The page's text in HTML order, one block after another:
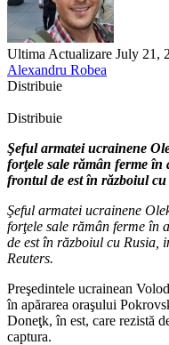
Ultima Actualizare July 21,
Alexandru Robea
Distribuie
Distribuie
Şeful armatei ucrainene
forţele sale rămân ferme în
frontul de est în războiul
Şeful armatei ucrainene
forţele sale rămân ferme în
de est în războiul cu Rusia,
Reuters.
Preşedintele ucrainean
în apărarea oraşului
Doneţk, în est, care rezistă
captura.